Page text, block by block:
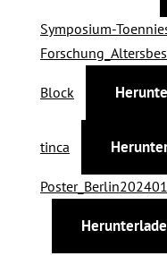
Symposium-
Block
tinca